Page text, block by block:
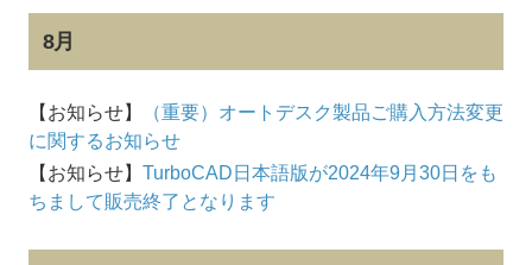
8月
【お知らせ】
（重要）オートデスク製品ご購入方法変更
に関するお知らせ
【お知らせ】 TurboCAD日本語版が2024年9月30日をも
ちまして販売終了となります